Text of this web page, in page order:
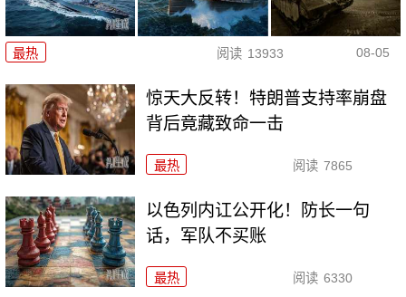
最热 阅读 13933 08-05
惊天大反转！特朗普支持率崩盘
背后竟藏致命一击
最热 阅读 7865
以色列内讧公开化！防长一句
话，军队不买账
最热 阅读 6330